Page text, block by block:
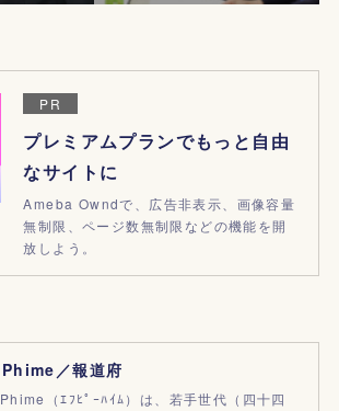
PR
プレミアムプランでもっと自由
なサイトに
Ameba Owndで、広告非表示、画像容量
無制限、ページ数無制限などの機能を開
放しよう。
／報道府
（ｴﾌﾋﾟｰﾊｲﾑ）は、若手世代（四十四